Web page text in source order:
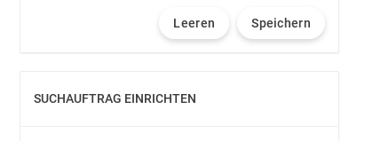
Leeren Speichern
SUCHAUFTRAG EINRICHTEN
EINBLENDEN